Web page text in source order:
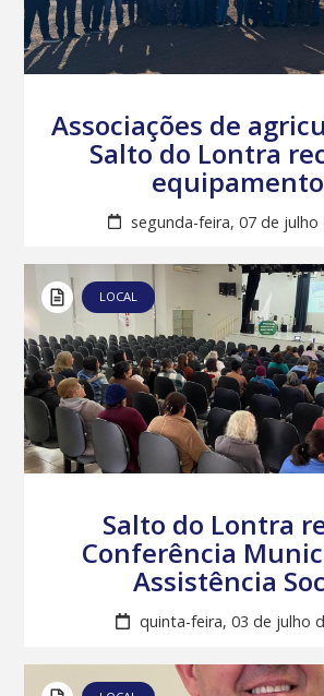
Associações de
Salto do Lontra
segunda-feira, 07 de julho
LOCAL
Salto do Lontra
Conferência
Assistência
quinta-feira, 03 de julho